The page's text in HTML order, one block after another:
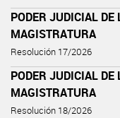
PODER JUDICIAL
MAGISTRATURA
Resolución 17/2026
PODER JUDICIAL
MAGISTRATURA
Resolución 18/2026